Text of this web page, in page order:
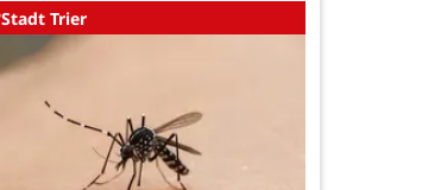
Stadt Trier